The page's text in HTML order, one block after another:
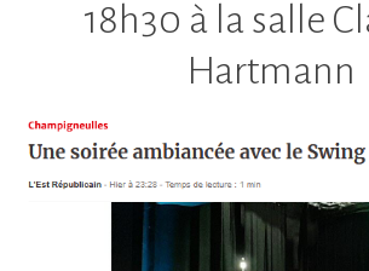
18h30 à la salle
Hartmann